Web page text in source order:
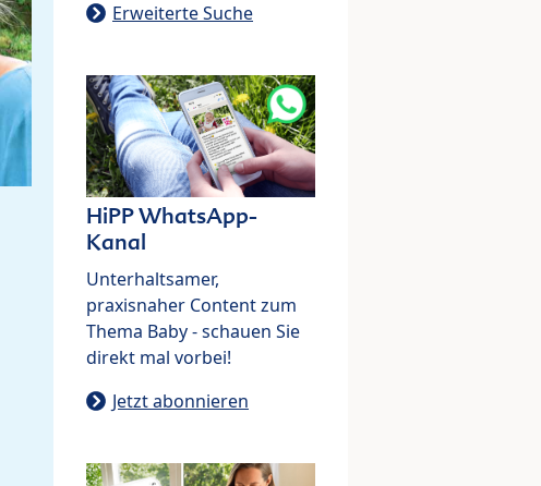
Erweiterte Suche
HiPP WhatsApp-
Kanal
Unterhaltsamer,
praxisnaher Content zum
Thema Baby - schauen Sie
direkt mal vorbei!
Jetzt abonnieren